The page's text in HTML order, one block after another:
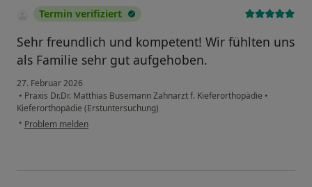
Termin verifiziert
Sehr freundlich und kompetent! Wir fühlten uns
als Familie sehr gut aufgehoben.
27. Februar 2026
• Praxis Dr.Dr. Matthias Busemann Zahnarzt f. Kieferorthopädie •
Kieferorthopädie (Erstuntersuchung)
• Problem melden